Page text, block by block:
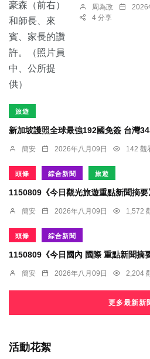
周為政 2026
4 分享
旅遊
新加坡護照全球最強192國免簽 台灣
簡安 2026年八月09日 142 觀
頭條 綜合新聞 旅遊
1150809《今日觀光旅遊重點新聞摘要
簡安 2026年八月09日 1,572
頭條 綜合新聞
1150809《今日國內 國際 重點新聞摘
簡安 2026年八月09日 2,204
更多最新新
活動花絮